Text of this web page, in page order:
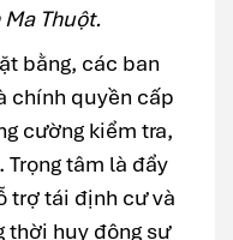
Ma Thuột.
bằng, các ban
chính quyền cấp
cường kiểm tra,
tâm là đẩy
trợ tái định cư và
thời huy động sự